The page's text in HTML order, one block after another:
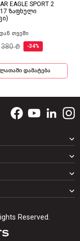
EAGLE SPORT 2
ზაფხული
თვეში
380 ₾ -34%
დამატება
Reserved.